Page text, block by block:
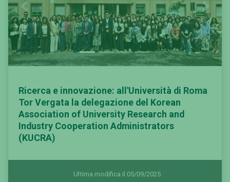
Previous Next
Ricerca e innovazione: all'Università di Roma
Tor Vergata la delegazione del Korean
Association of University Research and
Industry Cooperation Administrators
(KUCRA)
Ultima modifica il 05/09/2025